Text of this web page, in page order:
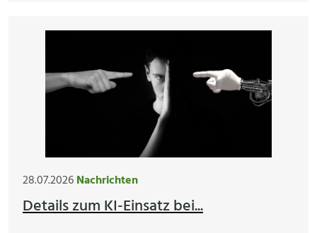
28.07.2026Nachrichten
Details zum KI-Einsatz bei...